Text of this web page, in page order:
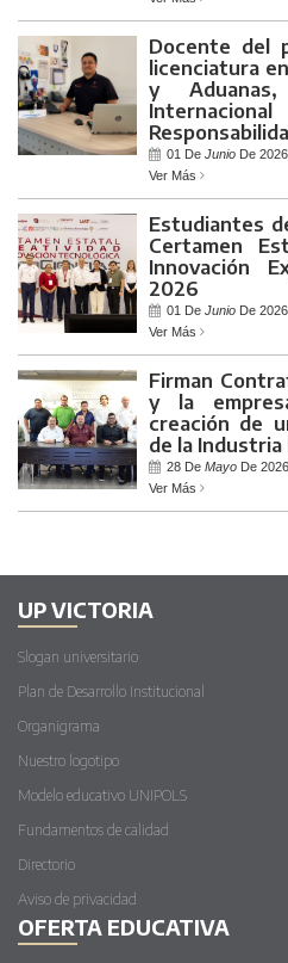
Docente del
licenciatura
y
01 De Junio De 2026
Ver Más
Estudiantes
Certamen
Innovación
2026
01 De Junio De 2026
Ver Más
Firman
y la
creación de
de la Industria
28 De Mayo De 2026
Ver Más
UP VICTORIA
Slogan universitario
Plan de Desarrollo Institucional
Organigrama
Nuestro logotipo
Modelo educativo UNIPOLS
Fundamentos de calidad
Directorio
Aviso de privacidad
OFERTA EDUCATIVA